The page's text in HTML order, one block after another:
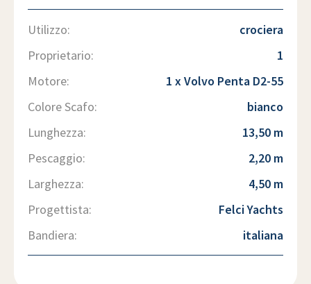
Utilizzo:
crociera
Proprietario:
1
Motore:
1 x Volvo Penta D2-55
Colore Scafo:
bianco
Lunghezza:
13,50 m
Pescaggio:
2,20 m
Larghezza:
4,50 m
Progettista:
Felci Yachts
Bandiera:
italiana